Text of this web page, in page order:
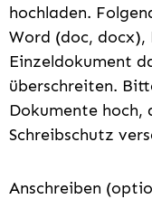
hochladen.
Word (doc, docx),
Einzeldokument
überschreiten.
Dokumente
Schreibschutz
Anschreiben